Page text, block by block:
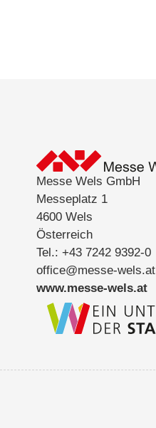
Messe Wels GmbH
Messeplatz 1
4600 Wels
Österreich
Tel.: +43 7242 9392-0
office@messe-wels.at
www.messe-wels.at